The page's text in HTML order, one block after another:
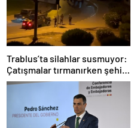
Trablus’ta silahlar susmuyor:
Çatışmalar tırmanırken şehir
alarmda